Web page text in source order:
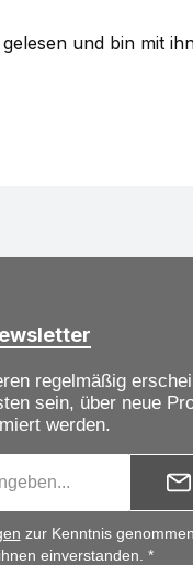
gelesen und bin mit
regelmäßig
sein, über neue
werden.
zur Kenntnis
einverstanden. *